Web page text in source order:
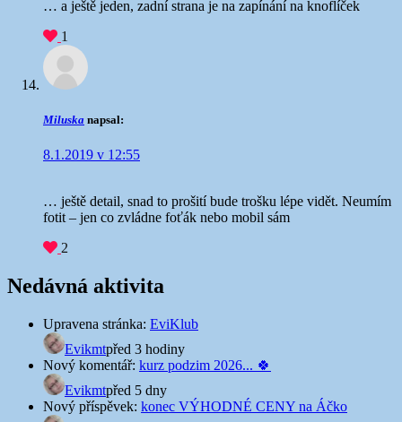
… a ještě jeden, zadní strana je na zapínání na knoflíček
1
Miluska napsal:
8.1.2019 v 12:55
… ještě detail, snad to prošití bude trošku lépe vidět. Neumím
fotit – jen co zvládne foťák nebo mobil sám
2
Nedávná aktivita
Upravena stránka: EviKlub
Evikmtpřed 3 hodiny
Nový komentář: kurz podzim 2026... 🍀
Evikmtpřed 5 dny
Nový příspěvek: konec VÝHODNÉ CENY na Áčko